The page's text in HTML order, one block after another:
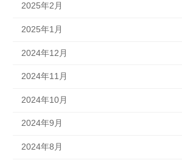
2025年2月
2025年1月
2024年12月
2024年11月
2024年10月
2024年9月
2024年8月